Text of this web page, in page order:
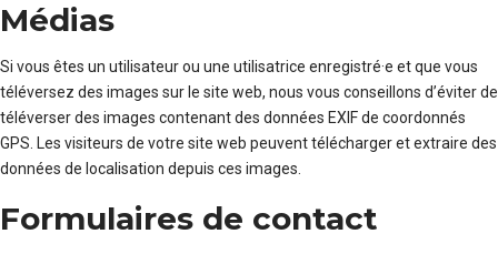
Médias
Si vous êtes un utilisateur ou une utilisatrice enregistré·e et que vous
téléversez des images sur le site web, nous vous conseillons d’éviter de
téléverser des images contenant des données EXIF de coordonnés
GPS. Les visiteurs de votre site web peuvent télécharger et extraire des
données de localisation depuis ces images.
Formulaires de contact